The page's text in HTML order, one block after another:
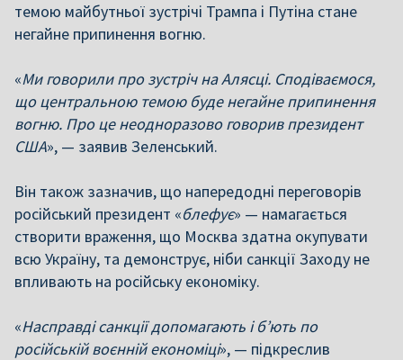
темою майбутньої зустрічі Трампа і Путіна стане
негайне припинення вогню.
«Ми говорили про зустріч на Алясці. Сподіваємося,
що центральною темою буде негайне припинення
вогню. Про це неодноразово говорив президент
США», — заявив Зеленський.
Він також зазначив, що напередодні переговорів
російський президент «блефує» — намагається
створити враження, що Москва здатна окупувати
всю Україну, та демонструє, ніби санкції Заходу не
впливають на російську економіку.
«Насправді санкції допомагають і б’ють по
російській воєнній економіці», — підкреслив